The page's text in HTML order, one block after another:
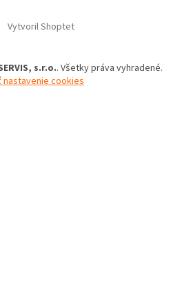
Vytvoril Shoptet
s.r.o.. Všetky práva vyhradené.
nastavenie cookies